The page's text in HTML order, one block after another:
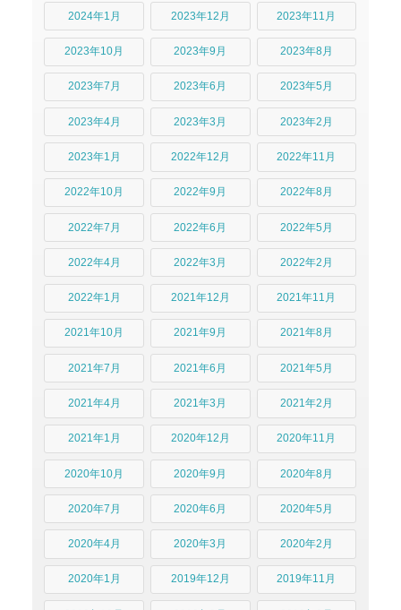
2024年1月 2023年12月 2023年11月
2023年10月 2023年9月 2023年8月
2023年7月 2023年6月 2023年5月
2023年4月 2023年3月 2023年2月
2023年1月 2022年12月 2022年11月
2022年10月 2022年9月 2022年8月
2022年7月 2022年6月 2022年5月
2022年4月 2022年3月 2022年2月
2022年1月 2021年12月 2021年11月
2021年10月 2021年9月 2021年8月
2021年7月 2021年6月 2021年5月
2021年4月 2021年3月 2021年2月
2021年1月 2020年12月 2020年11月
2020年10月 2020年9月 2020年8月
2020年7月 2020年6月 2020年5月
2020年4月 2020年3月 2020年2月
2020年1月 2019年12月 2019年11月